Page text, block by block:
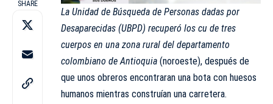
SHARE
La Unidad de Búsqueda de Personas dadas por
Desaparecidas (UBPD) recuperó los cu de tres
cuerpos en una zona rural del departamento
colombiano de Antioquia (noroeste), después de
que unos obreros encontraran una bota con huesos
humanos mientras construían una carretera.